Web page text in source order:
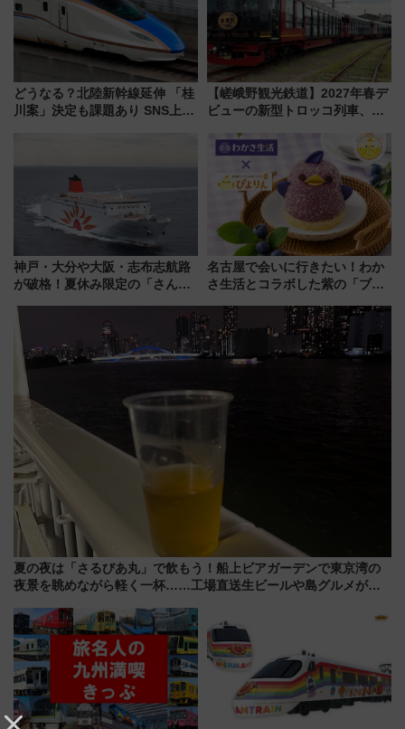
どうなる？北陸新幹線延伸 「桂
川案」決定も課題あり SNS上の
【嵯峨野観光鉄道】2027年春デ
ビューの新型トロッコ列車、い
は2026年で引退
神戸・大分や大阪・志布志航路
が破格！夏休み限定の「さんふ
ート 夕朝食ビュッフェ付きで
快適な船旅はいかが？
名古屋で会いに行きたい！わか
さ生活とコラボした紫の「ブル
売
夏の夜は「さるびあ丸」で飲もう！船上ビアガーデンで東京湾の
夜景を眺めながら軽く一杯……工場直送生ビールや島グルメが美